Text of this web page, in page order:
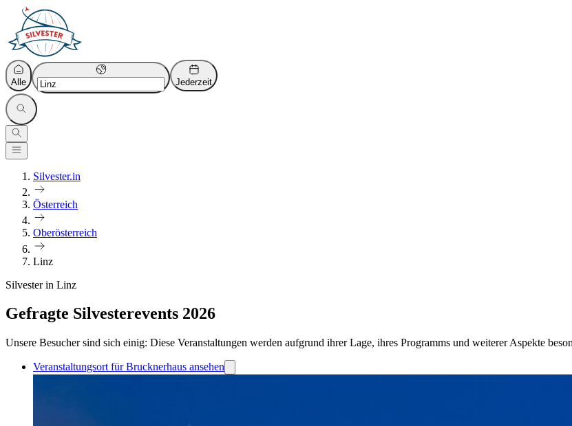
Alle Jederzeit
Silvester.in
Österreich
Oberösterreich
Linz
Silvester in Linz
Gefragte Silvesterevents 2026
Unsere Besucher sind sich einig: Diese Veranstaltungen werden aufgrund ihrer Lage, ihres Programms und weiterer Aspekte
Veranstaltungsort für Brucknerhaus ansehen